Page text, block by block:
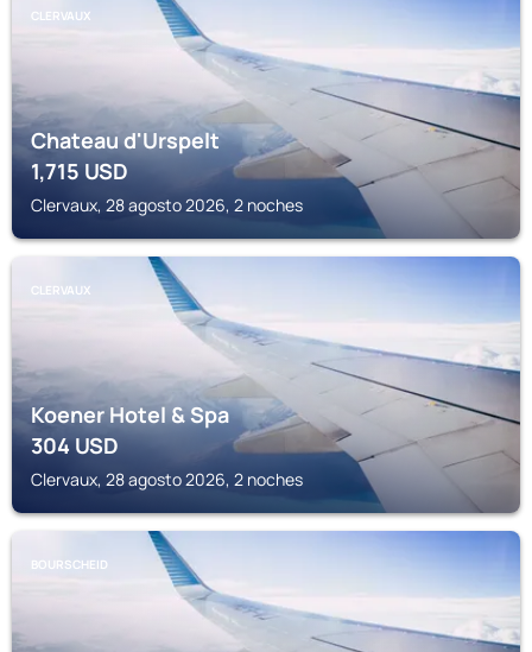
CLERVAUX
Chateau d'Urspelt
1,715USD
Clervaux, 28 agosto 2026, 2 noches
CLERVAUX
Koener Hotel & Spa
304USD
Clervaux, 28 agosto 2026, 2 noches
BOURSCHEID